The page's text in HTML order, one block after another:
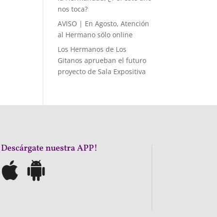
nos toca?
AVISO | En Agosto, Atención
al Hermano sólo online
Los Hermanos de Los
Gitanos aprueban el futuro
proyecto de Sala Expositiva
nuestra APP!